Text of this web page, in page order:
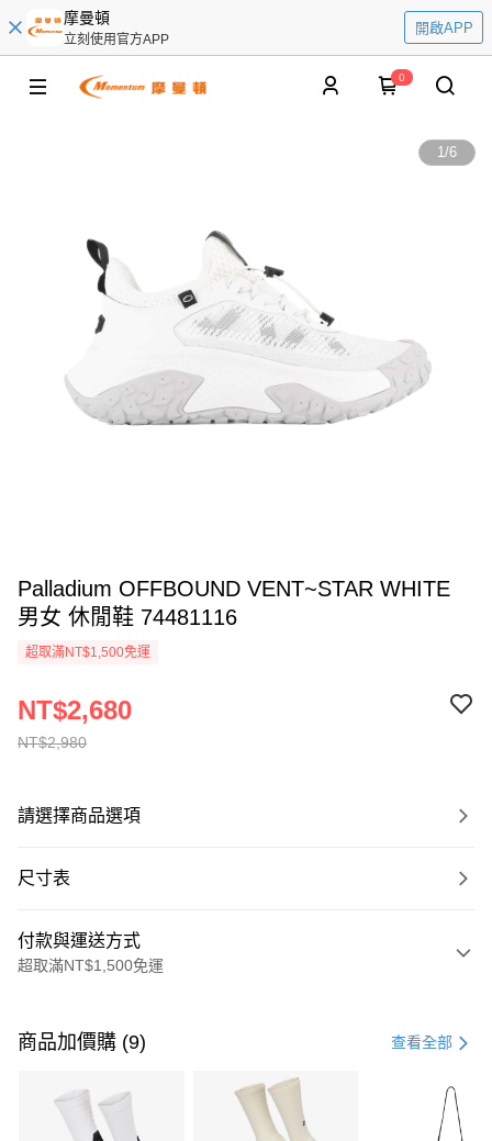
摩曼頓
立刻使用官方APP
開啟APP
0
1/6
Palladium OFFBOUND VENT~STAR WHITE
男女 休閒鞋 74481116
超取滿NT$1,500免運
NT$2,980
NT$2,680
請選擇商品選項
尺寸表
付款與運送方式
超取滿NT$1,500免運
信用卡一次付款
3 期 0 利率 每期 21家銀行
商品加價購 (9) 查看全部